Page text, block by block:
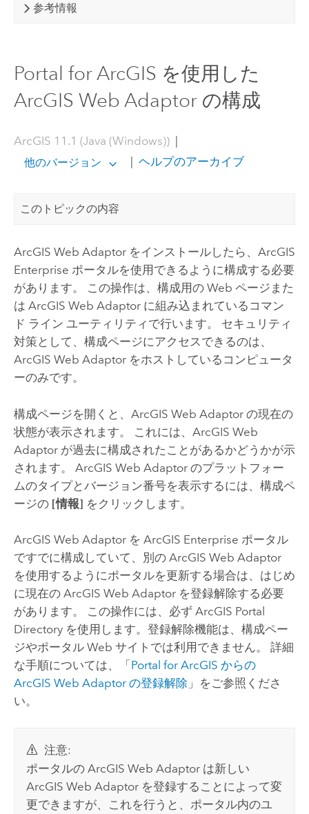
参考情報
Portal for ArcGIS を使用した
ArcGIS Web Adaptor の構成
ArcGIS 11.1 (Java (Windows))|
他のバージョン ヘルプのアーカイブ
このトピックの内容
ArcGIS Web Adaptorをインストールしたら、 ArcGIS
Enterprise ポータルを使用できるように構成する必要
があります。 この操作は、構成用の Web ページまた
は ArcGIS Web Adaptorに組み込まれているコマン
ド ライン ユーティリティで行います。 セキュリティ
対策として、構成ページにアクセスできるのは、
ArcGIS Web Adaptorをホストしているコンピュータ
ーのみです。
構成ページを開くと、 ArcGIS Web Adaptorの現在の
状態が表示されます。 これには、 ArcGIS Web
Adaptorが過去に構成されたことがあるかどうかが示
されます。 ArcGIS Web Adaptorのプラットフォー
ムのタイプとバージョン番号を表示するには、構成ペ
ージの [情報] をクリックします。
ArcGIS Web Adaptor を ArcGIS Enterprise ポータル
ですでに構成していて、別の ArcGIS Web Adaptor
を使用するようにポータルを更新する場合は、はじめ
に現在の ArcGIS Web Adaptor を登録解除する必要
があります。 この操作には、必ず ArcGIS Portal
Directory を使用します。登録解除機能は、構成ペー
ジやポータル Web サイトでは利用できません。 詳細
な手順については、「Portal for ArcGIS からの
ArcGIS Web Adaptorの登録解除 」をご参照くださ
い。
注意:
ポータルの ArcGIS Web Adaptor は新しい
ArcGIS Web Adaptor を登録することによって変
更できますが、これを行うと、ポータル内のユ